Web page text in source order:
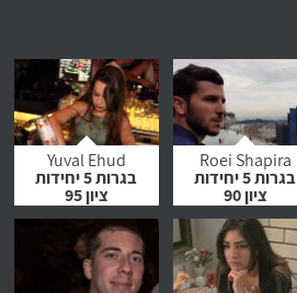
Roei Shapira
בגרות 5 יחידות
ציון 90
לחץ לצפייה
Yuval Ehud
בגרות 5 יחידות
ציון 95
לחץ לצפייה